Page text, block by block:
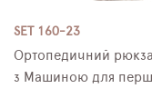
SET 160-23
Ортопедичний
з Машиною для